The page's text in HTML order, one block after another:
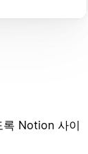
록 Notion 사이